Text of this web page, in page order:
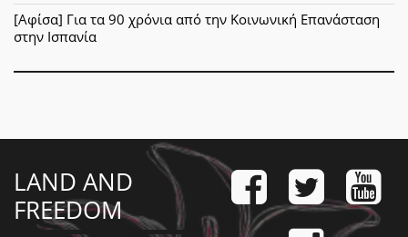
[Αφίσα] Για τα 90 χρόνια από την Κοινωνική Επανάσταση
στην Ισπανία
LAND AND
FREEDOM